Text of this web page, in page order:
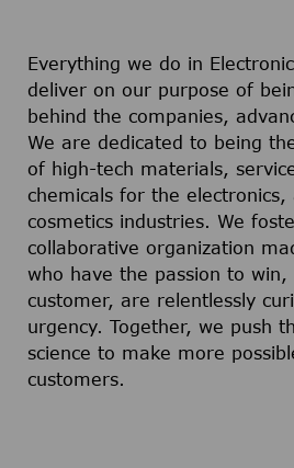
Everything we do in
deliver on our purpose of
behind the companies,
We are dedicated to being
of high-tech materials,
chemicals for the electronics,
cosmetics industries. We
collaborative organization
who have the passion to win,
customer, are relentlessly
urgency. Together, we push
science to make more
customers.